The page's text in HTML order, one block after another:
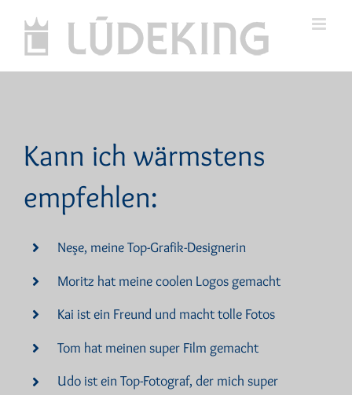
content
Kann ich wärmstens
empfehlen:
Neşe, meine Top-Grafik-Designerin
Moritz hat meine coolen Logos gemacht
Kai ist ein Freund und macht tolle Fotos
Tom hat meinen super Film gemacht
Udo ist ein Top-Fotograf, der mich super